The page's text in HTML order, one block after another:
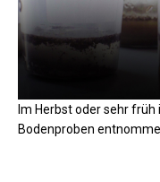
Im Herbst oder sehr früh
Bodenproben